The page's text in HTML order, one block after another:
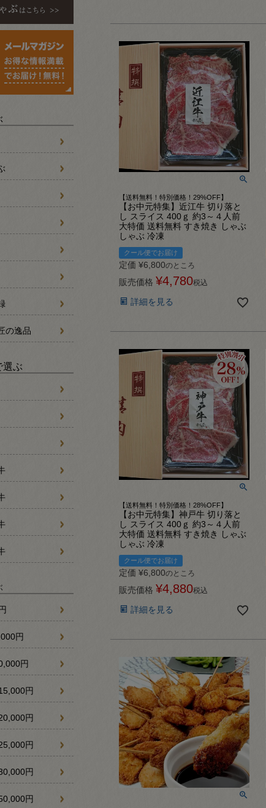
の逸品
選ぶ
円
円
円
円
円
円
円
【送料無料！特別価格！29%OFF】
【お中元特集】近江牛 切り落と
し スライス 400ｇ 約3～４人前
大特価 送料無料 すき焼き しゃぶ
しゃぶ 冷凍
クール便でお届け
定価 ¥6,800のところ
販売価格 ¥4,780税込
詳細を見る
【送料無料！特別価格！28%OFF】
【お中元特集】神戸牛 切り落と
し スライス 400ｇ 約3～４人前
大特価 送料無料 すき焼き しゃぶ
しゃぶ 冷凍
クール便でお届け
定価 ¥6,800のところ
販売価格 ¥4,880税込
詳細を見る